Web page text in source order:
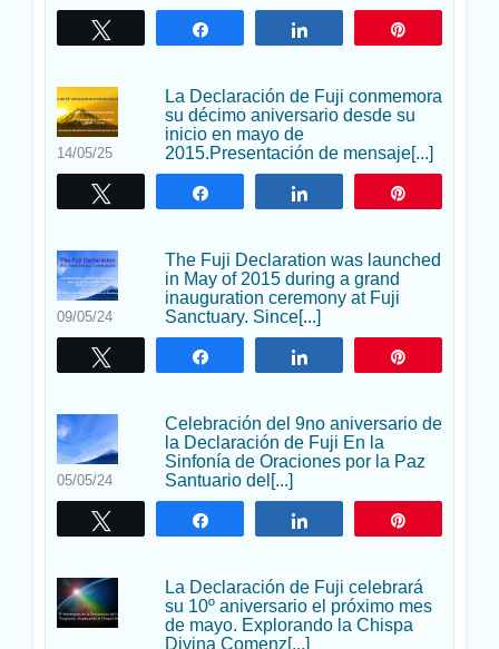
Compartir Compartir
14/05/25
La Declaración de Fuji conmemora
su décimo aniversario desde su
inicio en mayo de
2015.Presentación de mensaje[...]
Compartir Compartir
09/05/24
The Fuji Declaration was launched
in May of 2015 during a grand
inauguration ceremony at Fuji
Sanctuary. Since[...]
Compartir Compartir
05/05/24
Celebración del 9no aniversario de
la Declaración de Fuji En la
Sinfonía de Oraciones por la Paz
Santuario del[...]
Compartir Compartir
La Declaración de Fuji celebrará
su 10º aniversario el próximo mes
de mayo. Explorando la Chispa
Divina Comenz[...]